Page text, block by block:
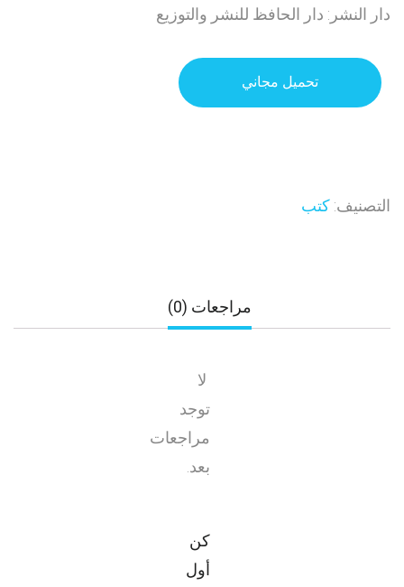
دار النشر: دار الحافظ للنشر والتوزيع
تحميل مجاني
التصنيف: كتب
مراجعات (0)
لا
توجد
مراجعات
بعد.
كن
أول